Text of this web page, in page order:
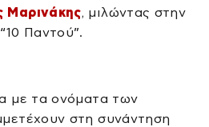
Μαρινάκης, μιλώντας στην
Παντού”.
με τα ονόματα των
στη συνάντηση